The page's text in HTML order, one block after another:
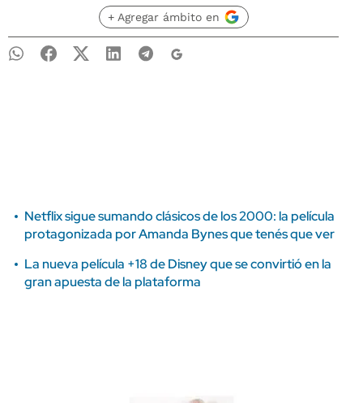
+ Agregar ámbito en
Netflix sigue sumando clásicos de los 2000: la película
protagonizada por Amanda Bynes que tenés que ver
La nueva película +18 de Disney que se convirtió en la
gran apuesta de la plataforma